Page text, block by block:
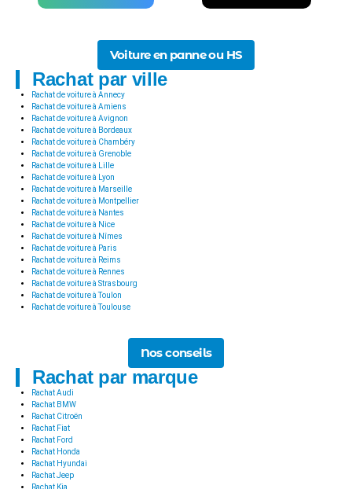
Voiture en panne ou HS
Rachat par ville
Rachat de voiture à Annecy
Rachat de voiture à Amiens
Rachat de voiture à Avignon
Rachat de voiture à Bordeaux
Rachat de voiture à Chambéry
Rachat de voiture à Grenoble
Rachat de voiture à Lille
Rachat de voiture à Lyon
Rachat de voiture à Marseille
Rachat de voiture à Montpellier
Rachat de voiture à Nantes
Rachat de voiture à Nice
Rachat de voiture à Nîmes
Rachat de voiture à Paris
Rachat de voiture à Reims
Rachat de voiture à Rennes
Rachat de voiture à Strasbourg
Rachat de voiture à Toulon
Rachat de voiture à Toulouse
Nos conseils
Rachat par marque
Rachat Audi
Rachat BMW
Rachat Citroën
Rachat Fiat
Rachat Ford
Rachat Honda
Rachat Hyundai
Rachat Jeep